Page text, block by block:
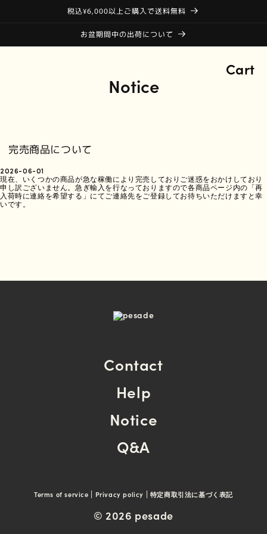
税込¥6,000以上ご購入で送料無料
お盆期間中の出荷について
Cart
Notice
完売商品について
2026-06-01
現在、いくつかの商品が急な稼働により完売しておりご迷惑をおかけしており
申し訳ございません。急ぎ輸入を行なっておりますので各商品ページ内の「再
入荷時に連絡を希望する」にてご連絡先をご登録してお待ちいただけますと幸
いです。
Contact
Help
Notice
Q&A
Terms of service | Privacy policy | 特定商取引法に基づく表記
© 2026 pesade